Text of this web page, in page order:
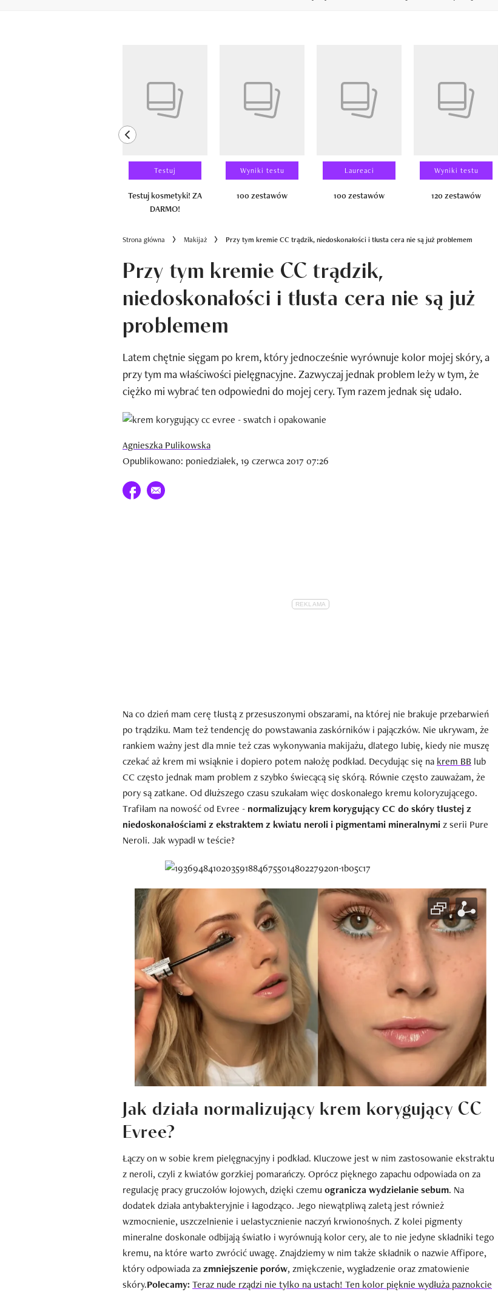
previous element
Testuj
Testuj kosmetyki! ZA
DARMO!
Wyniki testu
100 zestawów
Laureaci
100 zestawów
Wyniki testu
120 zestawów
Strona główna Makijaż Przy tym kremie CC trądzik, niedoskonałości i tłusta cera nie są już problemem
Przy tym kremie CC trądzik,
niedoskonałości i tłusta cera nie są już
problemem
Latem chętnie sięgam po krem, który jednocześnie wyrównuje kolor mojej skóry, a
przy tym ma właściwości pielęgnacyjne. Zazwyczaj jednak problem leży w tym, że
ciężko mi wybrać ten odpowiedni do mojej cery. Tym razem jednak się udało.
Agnieszka Pulikowska
Opublikowano: poniedziałek, 19 czerwca 2017 07:26
Udostępnij na facebook
E-mail do przyjaciela
Na co dzień mam cerę tłustą z przesuszonymi obszarami, na której nie brakuje przebarwień
po trądziku. Mam też tendencję do powstawania zaskórników i pajączków. Nie ukrywam, że
rankiem ważny jest dla mnie też czas wykonywania makijażu, dlatego lubię, kiedy nie muszę
czekać aż krem mi wsiąknie i dopiero potem nałożę podkład. Decydując się na krem BB lub
CC często jednak mam problem z szybko świecącą się skórą. Równie często zauważam, że
pory są zatkane. Od dłuższego czasu szukałam więc doskonałego kremu koloryzującego.
Trafiłam na nowość od Evree - normalizujący krem korygujący CC do skóry tłustej z
niedoskonałościami z ekstraktem z kwiatu neroli i pigmentami mineralnymiz serii Pure
Neroli. Jak wypadł w teście?
Jak działa normalizujący krem korygujący CC
Evree?
Łączy on w sobie krem pielęgnacyjny i podkład. Kluczowe jest w nim zastosowanie ekstraktu
z neroli, czyli z kwiatów gorzkiej pomarańczy. Oprócz pięknego zapachu odpowiada on za
regulację pracy gruczołów łojowych, dzięki czemu ogranicza wydzielanie sebum. Na
dodatek działa antybakteryjnie i łagodząco. Jego niewątpliwą zaletą jest również
wzmocnienie, uszczelnienie i uelastycznienie naczyń krwionośnych. Z kolei pigmenty
mineralne doskonale odbijają światło i wyrównują kolor cery, ale to nie jedyne składniki tego
kremu, na które warto zwrócić uwagę. Znajdziemy w nim także składnik o nazwie Affipore,
który odpowiada zazmniejszenie porów, zmiękczenie, wygładzenie oraz zmatowienie
skóry.Polecamy: Teraz nude rządzi nie tylko na ustach! Ten kolor pięknie wydłuża paznokcie